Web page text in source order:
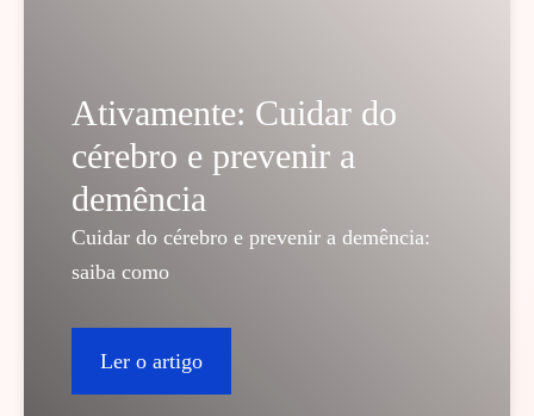
Ativamente: Cuidar do
cérebro e prevenir a
demência
Cuidar do cérebro e prevenir a demência:
saiba como
Ler o artigo